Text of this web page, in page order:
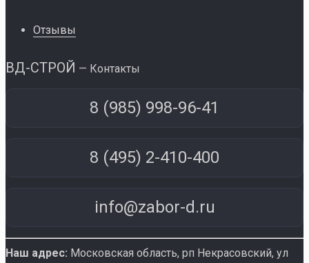
Отзывы
ВД-СТРОЙ — Контакты
8 (985) 998-96-41
8 (495) 2-410-400
info@zabor-d.ru
Наш адрес: Московская область, рп Некрасовский, ул